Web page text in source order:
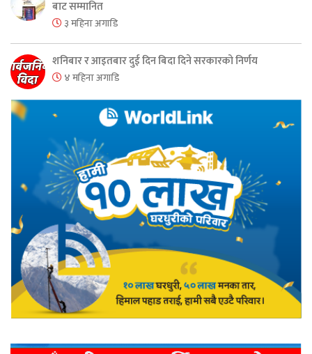
बाट सम्मानित
३ महिना अगाडि
शनिबार र आइतबार दुई दिन बिदा दिने सरकारको निर्णय
४ महिना अगाडि